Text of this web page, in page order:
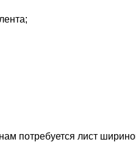
потребуется лист